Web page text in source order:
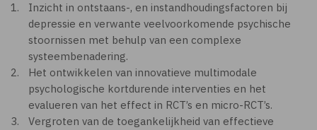
Inzicht in ontstaans-, en instandhoudingsfactoren bij
depressie en verwante veelvoorkomende psychische
stoornissen met behulp van een complexe
systeembenadering.
Het ontwikkelen van innovatieve multimodale
psychologische kortdurende interventies en het
evalueren van het effect in RCT’s en micro-RCT’s.
Vergroten van de toegankelijkheid van effectieve